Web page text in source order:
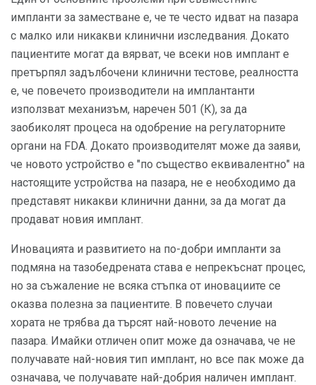
импланти за заместване е, че те често идват на пазара
с малко или никакви клинични изследвания. Докато
пациентите могат да вярват, че всеки нов имплант е
претърпял задълбочени клинични тестове, реалността
е, че повечето производители на имплантанти
използват механизъм, наречен 501 (К), за да
заобиколят процеса на одобрение на регулаторните
органи на FDA. Докато производителят може да заяви,
че новото устройство е "по същество еквивалентно" на
настоящите устройства на пазара, не е необходимо да
представят никакви клинични данни, за да могат да
продават новия имплант.
Иновацията и развитието на по-добри импланти за
подмяна на тазобедрената става е непрекъснат процес,
но за съжаление не всяка стъпка от иновациите се
оказва полезна за пациентите. В повечето случаи
хората не трябва да търсят най-новото лечение на
пазара. Имайки отличен опит може да означава, че не
получавате най-новия тип имплант, но все пак може да
означава, че получавате най-добрия наличен имплант.